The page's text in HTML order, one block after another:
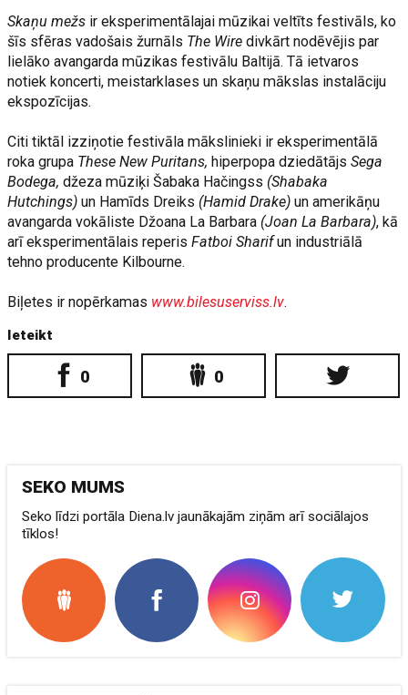
Skaņu mežs ir eksperimentālajai mūzikai veltīts festivāls, ko
šīs sfēras vadošais žurnāls The Wire divkārt nodēvējis par
lielāko avangarda mūzikas festivālu Baltijā. Tā ietvaros
notiek koncerti, meistarklases un skaņu mākslas instalāciju
ekspozīcijas.
Citi tiktāl izziņotie festivāla mākslinieki ir eksperimentālā
roka grupa These New Puritans, hiperpopa dziedātājsSega
Bodega, džeza mūziķi Šabaka Hačingss (Shabaka
Hutchings) un Hamīds Dreiks (Hamid Drake) un amerikāņu
avangarda vokāliste Džoana La Barbara (Joan La Barbara), kā
arī eksperimentālais reperisFatboi Sharifun industriālā
tehno producente Kilbourne.
Biļetes ir nopērkamas www.bilesuserviss.lv.
Ieteikt
0 0
SEKO MUMS
Seko līdzi portāla Diena.lv jaunākajām ziņām arī sociālajos
tīklos!